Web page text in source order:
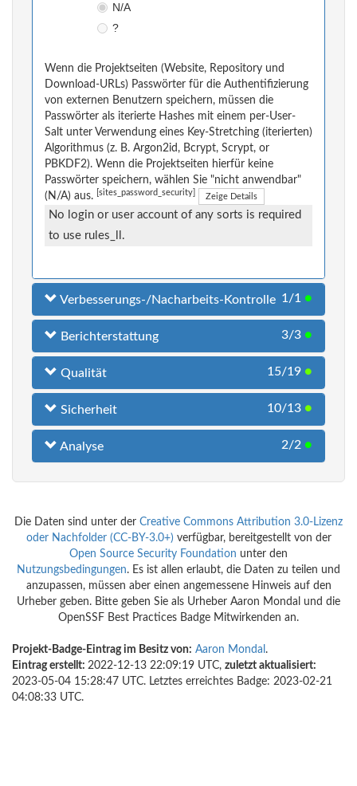
N/A
?
Wenn die Projektseiten (Website, Repository und
Download-URLs) Passwörter für die Authentifizierung
von externen Benutzern speichern, müssen die
Passwörter als iterierte Hashes mit einem per-User-
Salt unter Verwendung eines Key-Stretching (iterierten)
Algorithmus (z. B. Argon2id, Bcrypt, Scrypt, or
PBKDF2). Wenn die Projektseiten hierfür keine
Passwörter speichern, wählen Sie "nicht anwendbar"
(N/A) aus.
[sites_password_security] Zeige Details
No login or user account of any sorts is required
to use rules_ll.
Verbesserungs-/Nacharbeits-Kontrolle 1/1 ●
Berichterstattung 3/3 ●
Qualität 15/19 ●
Sicherheit 10/13 ●
Analyse 2/2 ●
Die Daten sind unter der Creative Commons Attribution 3.0-Lizenz
oder Nachfolder (CC-BY-3.0+) verfügbar, bereitgestellt von der
Open Source Security Foundation unter den
Nutzungsbedingungen. Es ist allen erlaubt, die Daten zu teilen und
anzupassen, müssen aber einen angemessene Hinweis auf den
Urheber geben. Bitte geben Sie als Urheber Aaron Mondal und die
OpenSSF Best Practices Badge Mitwirkenden an.
Projekt-Badge-Eintrag im Besitz von: Aaron Mondal .
Eintrag erstellt: 2022-12-13 22:09:19 UTC, zuletzt aktualisiert:
2023-05-04 15:28:47 UTC. Letztes erreichtes Badge: 2023-02-21
04:08:33 UTC.